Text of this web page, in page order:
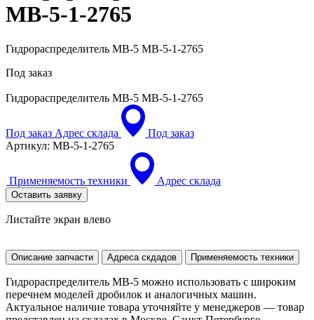
MB-5-1-2765
Гидрораспределитель MB-5 MB-5-1-2765
Под заказ
Гидрораспределитель MB-5 MB-5-1-2765
Под заказ Адрес склада
Под заказ
Артикул: MB-5-1-2765
Применяемость техники Адрес склада
Оставить заявку
Листайте экран влево
Описание запчасти Адреса скдадов Применяемость техники
Гидрораспределитель MB-5 можно использовать с широким
перечнем моделей дробилок и аналогичных машин.
Актуальное наличие товара уточняйте у менеджеров — товар